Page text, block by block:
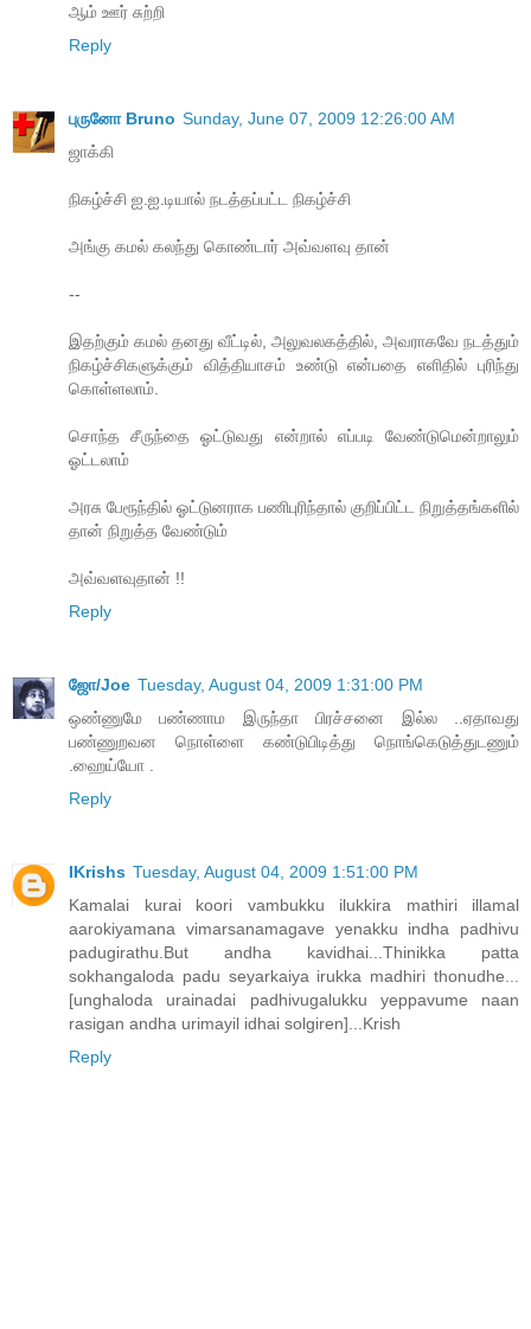
ஆம் ஊர் சுற்றி
Reply
புருனோ Bruno Sunday, June 07, 2009 12:26:00 AM
ஜாக்கி
நிகழ்ச்சி ஐ.ஐ.டியால் நடத்தப்பட்ட நிகழ்ச்சி
அங்கு கமல் கலந்து கொண்டார் அவ்வளவு தான்
--
இதற்கும் கமல் தனது வீட்டில், அலுவலகத்தில், அவராகவே நடத்தும்
நிகழ்ச்சிகளுக்கும் வித்தியாசம் உண்டு என்பதை எளிதில் புரிந்து
கொள்ளலாம்.
சொந்த சீருந்தை ஓட்டுவது என்றால் எப்படி வேண்டுமென்றாலும்
ஓட்டலாம்
அரசு பேரூந்தில் ஓட்டுனராக பணிபுரிந்தால் குறிப்பிட்ட நிறுத்தங்களில்
தான் நிறுத்த வேண்டும்
அவ்வளவுதான் !!
Reply
ஜோ/Joe Tuesday, August 04, 2009 1:31:00 PM
ஒண்ணுமே பண்ணாம இருந்தா பிரச்சனை இல்ல ..ஏதாவது
பண்ணுறவன நொள்ளை கண்டுபிடித்து நொங்கெடுத்துடணும்
.ஹைய்யோ .
Reply
IKrishs Tuesday, August 04, 2009 1:51:00 PM
Kamalai kurai koori vambukku ilukkira mathiri illamal
aarokiyamana vimarsanamagave yenakku indha padhivu
padugirathu.But andha kavidhai...Thinikka patta
sokhangaloda padu seyarkaiya irukka madhiri thonudhe...
[unghaloda urainadai padhivugalukku yeppavume naan
rasigan andha urimayil idhai solgiren]...Krish
Reply